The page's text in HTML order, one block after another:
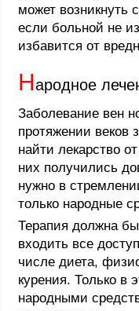
может возникнуть
если больной не
избавится от
Народное
Заболевание вен
протяжении веков
найти лекарство
них получились
нужно в
только народные
Терапия должна
входить все
числе диета,
курения. Только в
народными